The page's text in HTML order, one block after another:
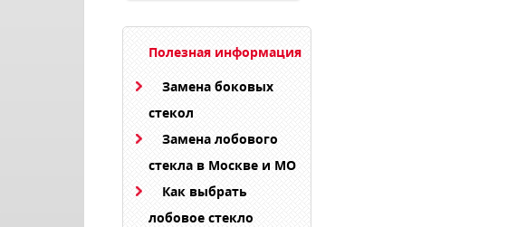
Полезная информация
Замена боковых
стекол
Замена лобового
стекла в Москве и МО
Как выбрать
лобовое стекло